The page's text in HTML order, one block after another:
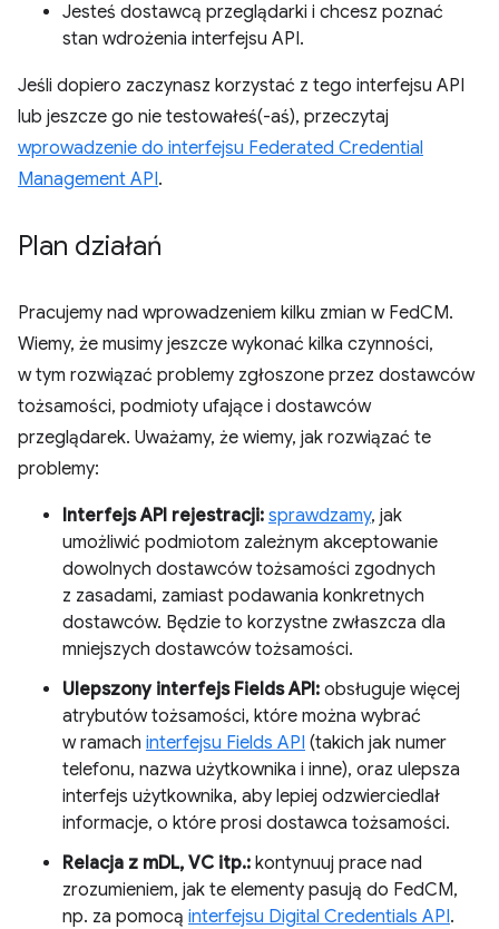
Jesteś dostawcą przeglądarki i chcesz poznać
stan wdrożenia interfejsu API.
Jeśli dopiero zaczynasz korzystać z tego interfejsu API
lub jeszcze go nie testowałeś(-aś), przeczytaj
wprowadzenie do interfejsu Federated Credential
Management API.
Plan działań
Pracujemy nad wprowadzeniem kilku zmian w FedCM.
Wiemy, że musimy jeszcze wykonać kilka czynności,
w tym rozwiązać problemy zgłoszone przez dostawców
tożsamości, podmioty ufające i dostawców
przeglądarek. Uważamy, że wiemy, jak rozwiązać te
problemy:
Interfejs API rejestracji: sprawdzamy, jak
umożliwić podmiotom zależnym akceptowanie
dowolnych dostawców tożsamości zgodnych
z zasadami, zamiast podawania konkretnych
dostawców. Będzie to korzystne zwłaszcza dla
mniejszych dostawców tożsamości.
Ulepszony interfejs Fields API: obsługuje więcej
atrybutów tożsamości, które można wybrać
w ramach interfejsu Fields API (takich jak numer
telefonu, nazwa użytkownika i inne), oraz ulepsza
interfejs użytkownika, aby lepiej odzwierciedlał
informacje, o które prosi dostawca tożsamości.
Relacja z mDL, VC itp.: kontynuuj prace nad
zrozumieniem, jak te elementy pasują do FedCM,
np. za pomocą interfejsu Digital Credentials API.